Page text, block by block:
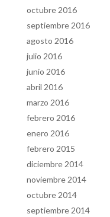
octubre 2016
septiembre 2016
agosto 2016
julio 2016
junio 2016
abril 2016
marzo 2016
febrero 2016
enero 2016
febrero 2015
diciembre 2014
noviembre 2014
octubre 2014
septiembre 2014